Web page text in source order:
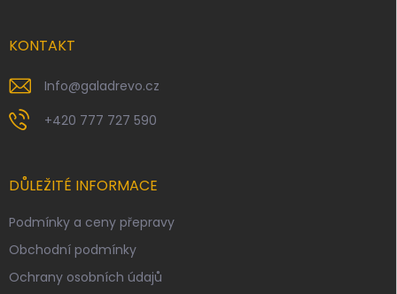
KONTAKT
Info@galadrevo.cz
+420 777 727 590
DŮLEŽITÉ INFORMACE
Podmínky a ceny přepravy
Obchodní podmínky
Ochrany osobních údajů